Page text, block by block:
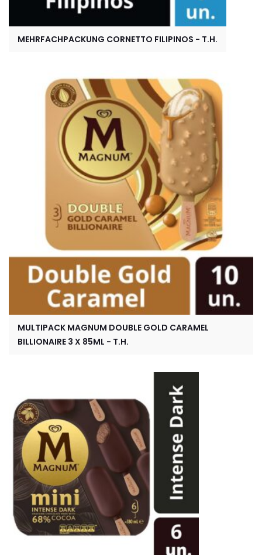
MEHRFACHPACKUNG CORNETTO FILIPINOS - T.H.
MULTIPACK MAGNUM DOUBLE GOLD CARAMEL
BILLIONAIRE 3 X 85ML - T.H.